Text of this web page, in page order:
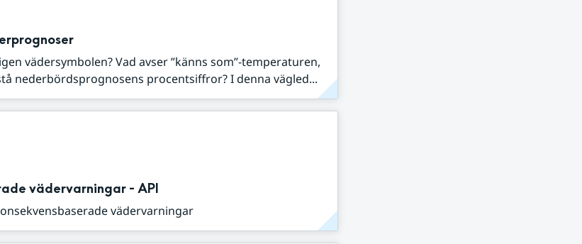
vädersymbolen? Vad avser ”känns som”-temperaturen,
nederbördsprognosens procentsiffror? I denna vägled...
vädervarningar - API
vädervarningar